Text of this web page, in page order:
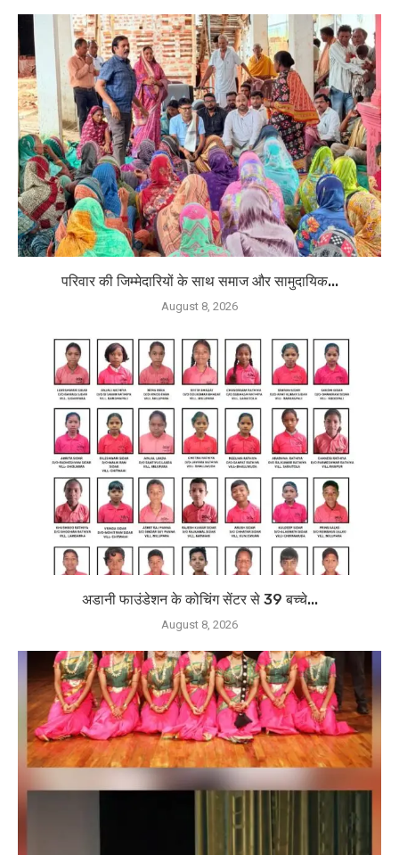
परिवार की जिम्मेदारियों के साथ समाज और सामुदायिक...
August 8, 2026
अडानी फाउंडेशन के कोचिंग सेंटर से 39 बच्चे...
August 8, 2026